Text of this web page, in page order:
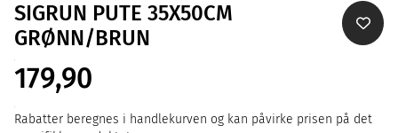
SIGRUN PUTE 35X50CM
GRØNN/BRUN
179,90
Rabatter beregnes i handlekurven og kan påvirke prisen på det